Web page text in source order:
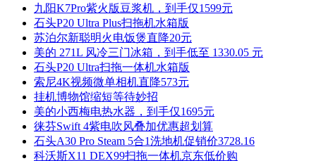
九阳K7Pro紫火版豆浆机，到手仅1599元
石头P20 Ultra Plus扫拖机水箱版
苏泊尔新聪明火电饭煲直降20元
美的 271L 风冷三门冰箱，到手低至 1330.05 元
石头P20 Ultra扫拖一体机水箱版
索尼4K视频微单相机直降573元
挂机博物馆缩短等待妙招
美的小西梅电热水器，到手仅1695元
徕芬Swift 4紫电吹风叠加优惠超划算
石头A30 Pro Steam 5合1洗地机促销价3728.16
科沃斯X11 DEX99扫拖一体机京东低价购